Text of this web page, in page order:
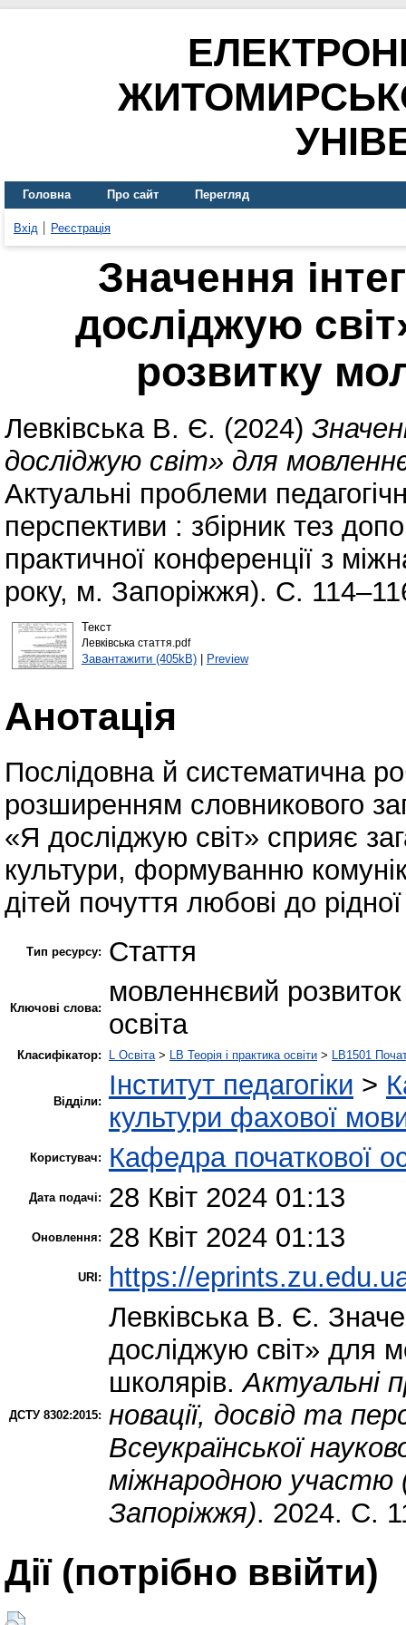
Головна Про сайт Перегляд
Вхід Реєстрація
Значення
досліджую
розвитку
Левківська В. Є. (2024)
досліджую світ» для
Актуальні проблеми
перспективи : збірник тез
практичної конференції з
року, м. Запоріжжя). С.
Текст
Левківська стаття.pdf
Завантажити (405kB)| Preview
Анотація
Послідовна й систематична
розширенням словникового
«Я досліджую світ» сприяє
культури, формуванню
дітей почуття любові до
Тип ресурсу: Стаття
Ключові слова:
мовленнєвий
освіта
Класифікатор: L Освіта > LB Теорія і практика освіти > LB1501
Відділи:
Інститут педагогіки >
культури фахової
Користувач: Кафедра початкової
Дата подачі: 28 Квіт 2024 01:13
Оновлення: 28 Квіт 2024 01:13
URI: https://
ДСТУ 8302:2015:
Левківська В. Є.
досліджую світ» для
школярів.Актуальні
новації, досвід та
Всеукраїнської
міжнародною участю
Запоріжжя). 2024. С.
Дії ​​(потрібно ввійти)